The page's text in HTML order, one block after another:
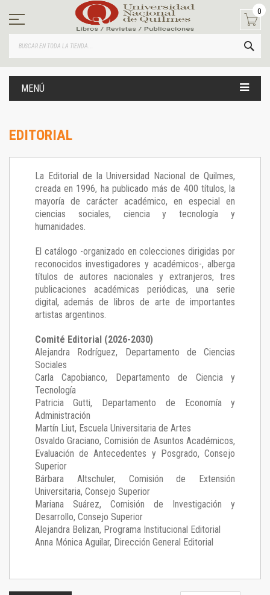
contenido
0
MENÚ
EDITORIAL
La Editorial de la Universidad Nacional de Quilmes,
creada en 1996, ha publicado más de 400 títulos, la
mayoría de carácter académico, en especial en
ciencias sociales, ciencia y tecnología y
humanidades.
El catálogo -organizado en colecciones dirigidas por
reconocidos investigadores y académicos-, alberga
títulos de autores nacionales y extranjeros, tres
publicaciones académicas periódicas, una serie
digital, además de libros de arte de importantes
artistas argentinos.
Comité Editorial (2026-2030)
Alejandra Rodríguez, Departamento de Ciencias
Sociales
Carla Capobianco, Departamento de Ciencia y
Tecnología
Patricia Gutti, Departamento de Economía y
Administración
Martín Liut, Escuela Universitaria de Artes
Osvaldo Graciano, Comisión de Asuntos Académicos,
Evaluación de Antecedentes y Posgrado, Consejo
Superior
Bárbara Altschuler, Comisión de Extensión
Universitaria, Consejo Superior
Mariana Suárez, Comisión de Investigación y
Desarrollo, Consejo Superior
Alejandra Belizan, Programa Institucional Editorial
Anna Mónica Aguilar, Dirección General Editorial